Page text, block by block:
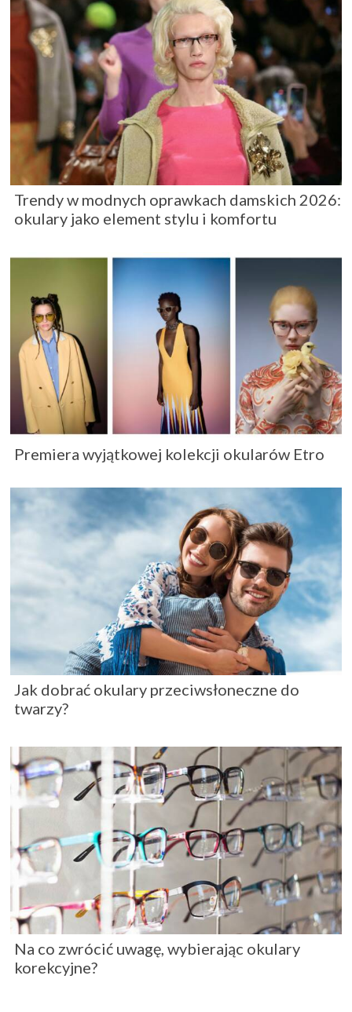
Trendy w modnych oprawkach damskich 2026:
okulary jako element stylu i komfortu
Premiera wyjątkowej kolekcji okularów Etro
Jak dobrać okulary przeciwsłoneczne do
twarzy?
Na co zwrócić uwagę, wybierając okulary
korekcyjne?